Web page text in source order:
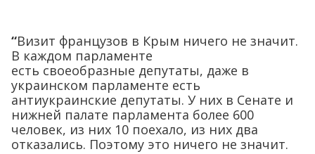
“Визит французов в Крым ничего не значит.
В каждом парламенте
есть своеобразные депутаты, даже в
украинском парламенте есть
антиукраинские депутаты. У них в Сенате и
нижней палате парламента более 600
человек, из них 10 поехало, из них два
отказались. Поэтому это ничего не значит.